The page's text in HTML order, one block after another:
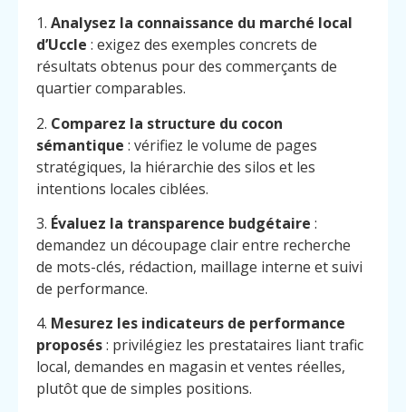
1. Analysez la connaissance du marché local
d’Uccle : exigez des exemples concrets de
résultats obtenus pour des commerçants de
quartier comparables.
2. Comparez la structure du cocon
sémantique : vérifiez le volume de pages
stratégiques, la hiérarchie des silos et les
intentions locales ciblées.
3. Évaluez la transparence budgétaire :
demandez un découpage clair entre recherche
de mots-clés, rédaction, maillage interne et suivi
de performance.
4. Mesurez les indicateurs de performance
proposés: privilégiez les prestataires liant trafic
local, demandes en magasin et ventes réelles,
plutôt que de simples positions.